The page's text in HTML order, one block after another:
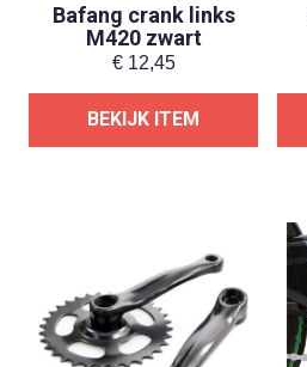
Bafang crank links
M420 zwart
€12,45
BEKIJK ITEM